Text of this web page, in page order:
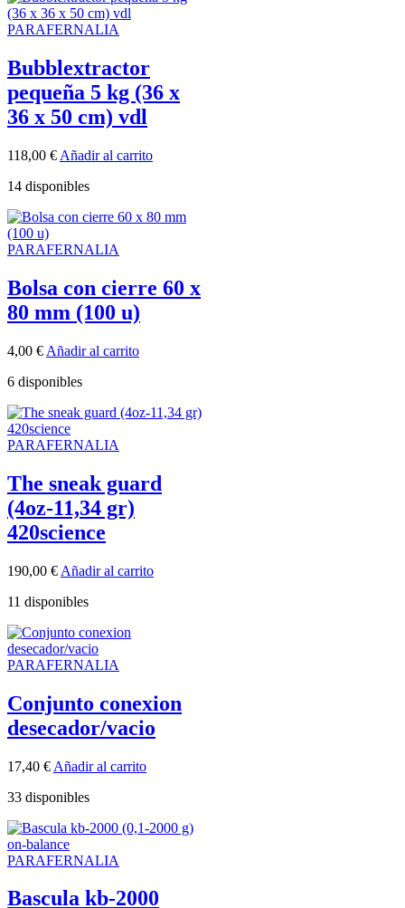
PARAFERNALIA
Bubblextractor
pequeña 5 kg (36 x
36 x 50 cm) vdl
118,00 € Añadir al carrito
14 disponibles
PARAFERNALIA
Bolsa con cierre 60 x
80 mm (100 u)
4,00 € Añadir al carrito
6 disponibles
PARAFERNALIA
The sneak guard
(4oz-11,34 gr)
420science
190,00 € Añadir al carrito
11 disponibles
PARAFERNALIA
Conjunto conexion
desecador/vacio
17,40 € Añadir al carrito
33 disponibles
PARAFERNALIA
Bascula kb-2000